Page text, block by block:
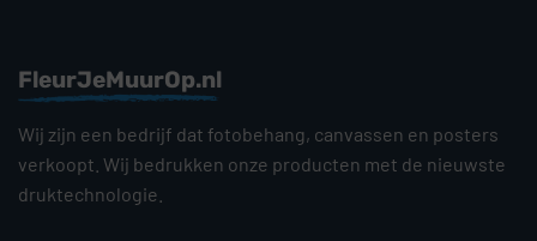
FleurJeMuurOp.nl
Wij zijn een bedrijf dat fotobehang, canvassen en posters
verkoopt. Wij bedrukken onze producten met de nieuwste
druktechnologie.